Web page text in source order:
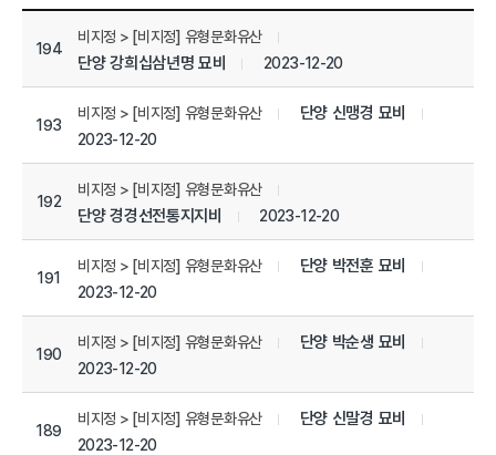
상세정보 관리목록
194
비지정 > [비지정] 유형문화유산
단양 강희십삼년명 묘비 2023-12-20
193
비지정 > [비지정] 유형문화유산 단양 신맹경 묘비
2023-12-20
192
비지정 > [비지정] 유형문화유산
단양 경경선전통지지비 2023-12-20
191
비지정 > [비지정] 유형문화유산 단양 박전훈 묘비
2023-12-20
190
비지정 > [비지정] 유형문화유산 단양 박순생 묘비
2023-12-20
189
비지정 > [비지정] 유형문화유산 단양 신말경 묘비
2023-12-20